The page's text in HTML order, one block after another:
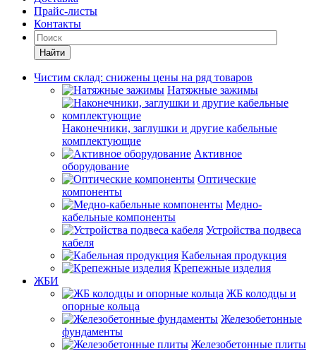
Прайс-листы
Контакты
Найти
Чистим склад: снижены цены на ряд товаров
Натяжные зажимы
Наконечники, заглушки и другие кабельные
комплектующие
Активное
оборудование
Оптические
компоненты
Медно-
кабельные компоненты
Устройства подвеса
кабеля
Кабельная продукция
Крепежные изделия
ЖБИ
ЖБ колодцы и
опорные кольца
Железобетонные
фундаменты
Железобетонные плиты